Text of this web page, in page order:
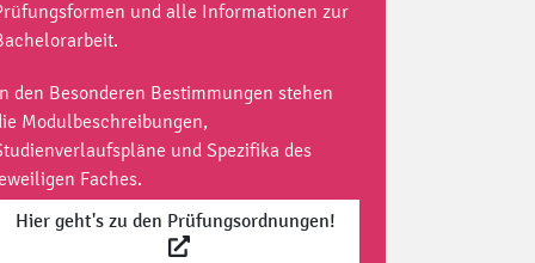
und alle Informationen zur
den Besonderen Bestimmungen stehen
Modulbeschreibungen,
und Spezifika des
Faches.
Hier geht's zu den Prüfungsordnungen!